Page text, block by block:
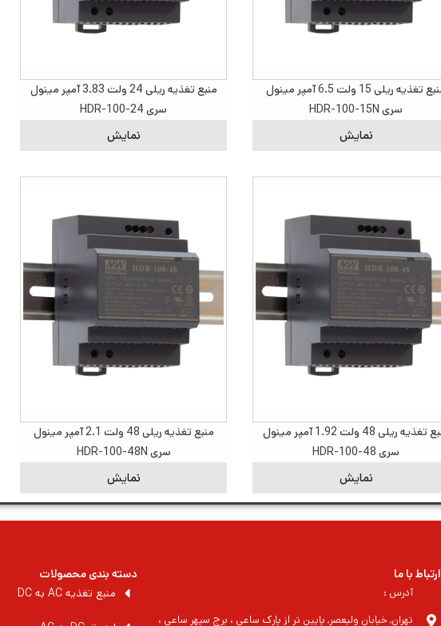
منبع تغذیه ریلی 15 ولت 6.5 آمپر مینول
سری HDR-100-15N
نمایش
منبع تغذیه ریلی 24 ولت 3.83 آمپر مینول
سری HDR-100-24
نمایش
منبع تغذیه ریلی 48 ولت 1.92 آمپر مینول
سری HDR-100-48
نمایش
منبع تغذیه ریلی 48 ولت 2.1 آمپر مینول
سری HDR-100-48N
نمایش
ارتباط با ما
آدرس :
تهران, خیابان ولیعصر, پایین تر از پارک ساعی ، برج سپهر ساعی ،
دسته بندی محصولات
منبع تغذیه AC به DC